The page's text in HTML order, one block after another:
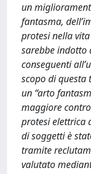
un
fantasma,
protesi nella
sarebbe indotto
conseguenti
scopo di questa
un “arto
maggiore
protesi elettrica
di soggetti è
tramite
valutato